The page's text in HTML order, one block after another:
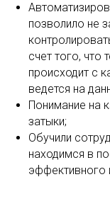
позволило не
счет того, что
происходит с
ведется на
Понимание на
затыки;
Обучили
находимся в
эффективного